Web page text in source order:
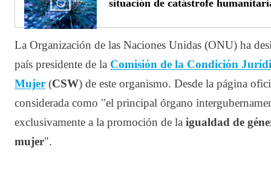
situación de catástrofe
La Organización de las Naciones Unidas (ONU) ha
país presidente de la Comisión de la Condición
Mujer (CSW) de este organismo. Desde la página
considerada como "el principal órgano
exclusivamente a la promoción de la igualdad de
mujer".